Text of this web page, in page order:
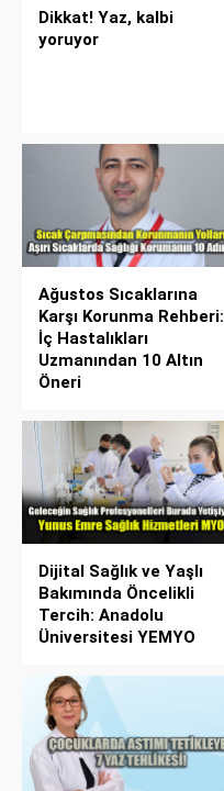
Dikkat! Yaz, kalbi
yoruyor
Ağustos Sıcaklarına
Karşı Korunma Rehberi:
İç Hastalıkları
Uzmanından 10 Altın
Öneri
Dijital Sağlık ve Yaşlı
Bakımında Öncelikli
Tercih: Anadolu
Üniversitesi YEMYO